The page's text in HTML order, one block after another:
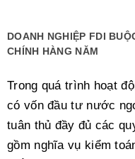
DOANH NGHIỆP FDI
CHÍNH HÀNG NĂM
Trong quá trình hoạt
có vốn đầu tư nước
tuân thủ đầy đủ các
gồm nghĩa vụ kiểm